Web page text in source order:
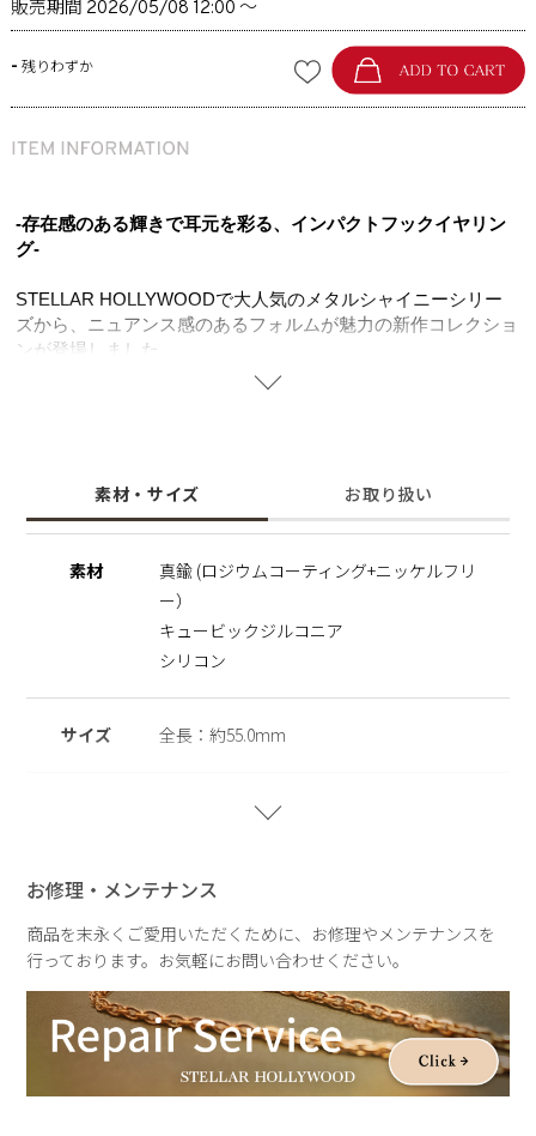
販売期間 2026/05/08 12:00 〜
- 残りわずか
-存在感のある輝きで耳元を彩る、インパクトフックイヤリン
グ-
STELLAR HOLLYWOODで大人気のメタルシャイニーシリー
ズから、ニュアンス感のあるフォルムが魅力の新作コレクショ
ンが登場しました。
艶やかなメタル素材に小粒のキュービックジルコニアを隙間な
振りデザインに仕上げました。
大ぶりなデザインながらフックタイプならではの軽やかなつけ
デイリーからオケージョンまで幅広く活躍するフックイヤリン
ニッケルフリーを使用することで肌にやさしく金属アレルギー
の方でも安心してご使用いただけます。
※ニッケルフリー
金属製のアクセサリーに含まれるニッケルで引き起こるアレル
STELLAR HOLLYWOODの人気シリーズに、新しい輝きを添
えるコレクション。
艶やかなメタルに、小粒のキュービックジルコニアを贅沢に散
りばめ、繊細でありながら印象的なきらめきを描きます。
たびに表情を変える上品な輝きに。
日常の何気ない瞬間にも、特別な時間にも。さりげない華やぎ
を添えるコレクションです。
素材・サイズ お取り扱い
素材
真鍮 (ロジウムコーティング+ニッケルフリ
ー）
キュービックジルコニア
シリコン
サイズ 全長：約55.0mm
お修理・メンテナンス
商品を末永くご愛用いただくために、お修理やメンテナンスを
行っております。お気軽にお問い合わせください。